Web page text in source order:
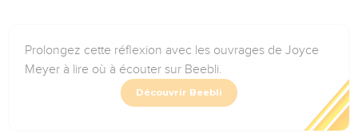
Prolongez cette réflexion avec les ouvrages de Joyce
Meyer à lire où à écouter sur Beebli.
Découvrir Beebli